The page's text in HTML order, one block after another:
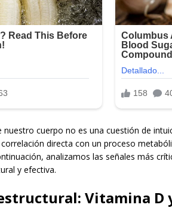
nuestro cuerpo no es una cuestión de
directa con un proceso
analizamos las señales más
y efectiva.
Vitamina D